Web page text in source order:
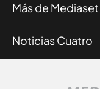
Más de Mediaset
Noticias Cuatro